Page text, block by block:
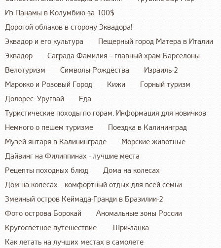
Из Панамы в Колумбию за 100$
Дорогой облаков в сторону Эквадора!
Эквадор и его культура
Пещерный город Матера в Италии
Эквадор
Саграда Фамилия – главный храм Барселоны
Велотуризм
Символы Рождества
Израиль-2
Марокко и Розовый Город
Кижи
Горный туризм
Долорес. Уругвай
Еда
Туристические походы по горам. Информация для новичков
Немного о пешем туризме
Поездка в Калининград
Музей янтаря в Калининграде
Морские животные
Дайвинг на Филиппинах - лучшие места
Рецепты походных блюд
Дома на колесах
Дом на колесах – комфортный отдых для всей семьи
Змеиный остров Кеймада-Гранди в Бразилии-2
Фото острова Борокай
Аномальные зоны России
Кругосветное путешествие.
Шри-ланка
Как летать на лучших местах в самолете